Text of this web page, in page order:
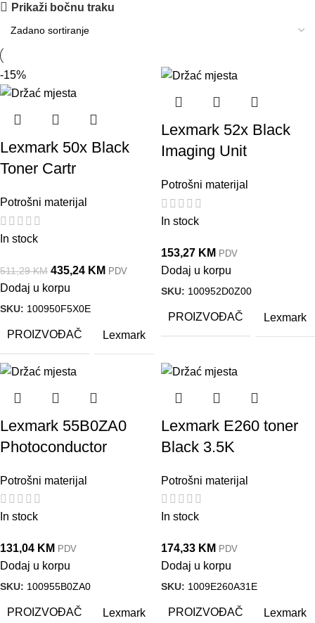
Prikaži bočnu traku
-15%
Lexmark 50x Black
Toner Cartr
Potrošni materijal
In stock
511,29KM 435,24 KM PDV
Dodaj u korpu
SKU: 100950F5X0E
PROIZVOĐAČ Lexmark
Lexmark 52x Black
Imaging Unit
Potrošni materijal
In stock
153,27 KM PDV
Dodaj u korpu
SKU: 100952D0Z00
PROIZVOĐAČ Lexmark
Lexmark 55B0ZA0
Photoconductor
Potrošni materijal
In stock
131,04 KM PDV
Dodaj u korpu
SKU: 100955B0ZA0
PROIZVOĐAČ Lexmark
Lexmark E260 toner
Black 3.5K
Potrošni materijal
In stock
174,33 KM PDV
Dodaj u korpu
SKU: 1009E260A31E
PROIZVOĐAČ Lexmark